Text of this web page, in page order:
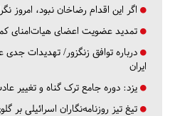
اگر این اقدام رضاخان نبود، امروز
تمدید عضویت اعضای هیات‌امنای
درباره توافق زنگزور/ تهدیدات
ایران
یزد: دوره جامع ترک گناه و تغییر
تیغ تیز روزنامه‌نگاران اسرائیلی بر